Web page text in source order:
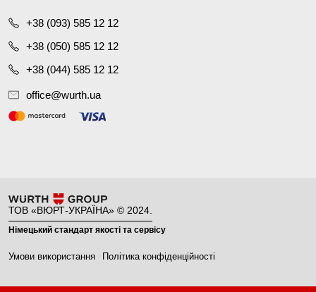
+38 (093) 585 12 12
+38 (050) 585 12 12
+38 (044) 585 12 12
office@wurth.ua
ТОВ «ВЮРТ-УКРАЇНА» © 2024.
Німецький стандарт якості та сервісу
Умови використання Політика конфіденційності